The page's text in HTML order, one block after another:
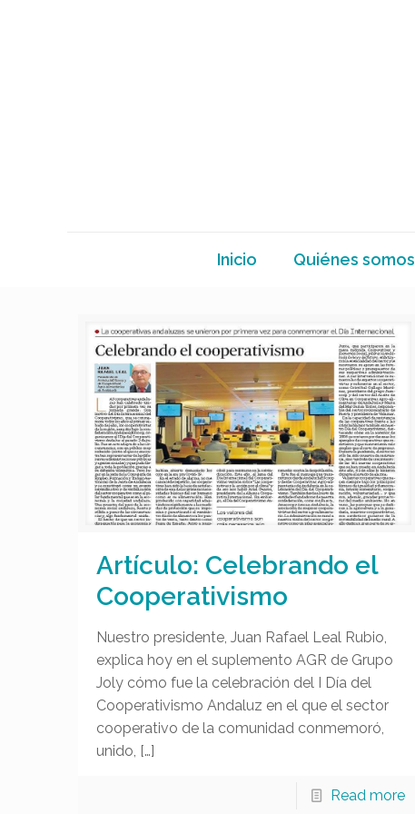
Inicio Quiénes somos
Artículo: Celebrando el
Cooperativismo
Nuestro presidente, Juan Rafael Leal Rubio,
explica hoy en el suplemento AGR de Grupo
Joly cómo fue la celebración del I Día del
Cooperativismo Andaluz en el que el sector
cooperativo de la comunidad conmemoró,
unido, […]
Read more